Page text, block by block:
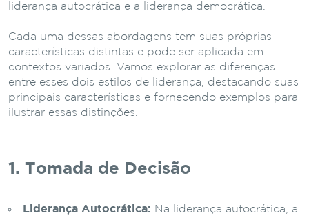
liderança autocrática e a liderança democrática.
Cada uma dessas abordagens tem suas próprias
características distintas e pode ser aplicada em
contextos variados. Vamos explorar as diferenças
entre esses dois estilos de liderança, destacando suas
principais características e fornecendo exemplos para
ilustrar essas distinções.
1. Tomada de Decisão
Liderança Autocrática: Na liderança autocrática, a